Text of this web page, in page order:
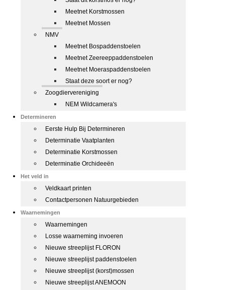
Meetnet Korstmossen
Meetnet Mossen
NMV
Meetnet Bospaddenstoelen
Meetnet Zeereeppaddenstoelen
Meetnet Moeraspaddenstoelen
Staat deze soort er nog?
Zoogdiervereniging
NEM Wildcamera's
Determineren
Eerste Hulp Bij Determineren
Determinatie Vaatplanten
Determinatie Korstmossen
Determinatie Orchideeën
Het veld in
Veldkaart printen
Contactpersonen Natuurgebieden
Waarnemingen
Waarnemingen
Losse waarneming invoeren
Nieuwe streeplijst FLORON
Nieuwe streeplijst paddenstoelen
Nieuwe streeplijst (korst)mossen
Nieuwe streeplijst ANEMOON